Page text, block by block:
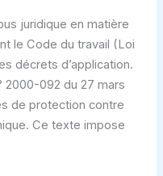
juridique en matière
le Code du travail (Loi
décrets d’application.
2000-092 du 27 mars
de protection contre
Ce texte impose